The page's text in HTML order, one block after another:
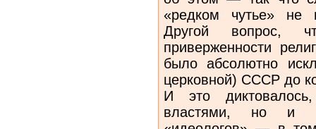
«редком чутье» не
Другой вопрос,
приверженности
было абсолютно
церковной) СССР до
И это
властями, но и